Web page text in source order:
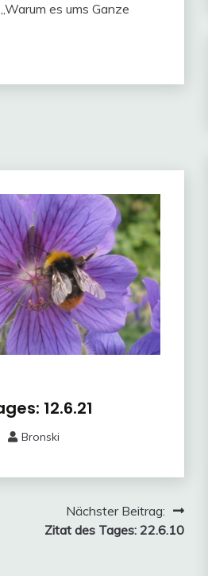
es ums Ganze
12.6.21
Bronski
Nächster Beitrag:
Zitat des Tages: 22.6.10